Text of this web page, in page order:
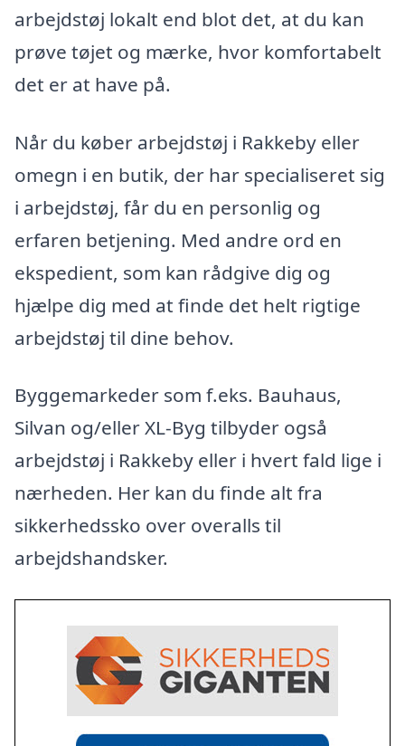
arbejdstøj lokalt end blot det, at du kan
prøve tøjet og mærke, hvor komfortabelt
det er at have på.
Når du køber arbejdstøj i Rakkeby eller
omegn i en butik, der har specialiseret sig
i arbejdstøj, får du en personlig og
erfaren betjening. Med andre ord en
ekspedient, som kan rådgive dig og
hjælpe dig med at finde det helt rigtige
arbejdstøj til dine behov.
Byggemarkeder som f.eks. Bauhaus,
Silvan og/eller XL-Byg tilbyder også
arbejdstøj i Rakkeby eller i hvert fald lige i
nærheden. Her kan du finde alt fra
sikkerhedssko over overalls til
arbejdshandsker.